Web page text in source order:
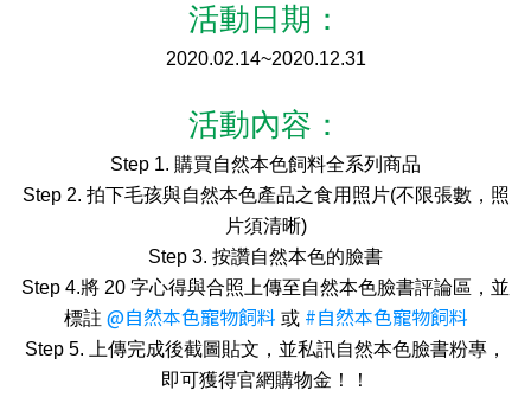
活動日期：
2020.02.14~2020.12.31
活動內容：
Step 1. 購買自然本色飼料全系列商品
Step 2. 拍下毛孩與自然本色產品之食用照片(不限張數，照
片須清晰)
Step 3. 按讚自然本色的臉書
Step 4.將 20 字心得與合照上傳至自然本色臉書評論區 ，並
標註 @自然本色寵物飼料 或 #自然本色寵物飼料
Step 5. 上傳完成後截圖貼文，並私訊自然本色臉書粉專，
即可獲得官網購物金！！